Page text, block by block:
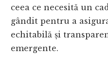
ceea ce necesită un
gândit pentru a
echitabilă și
emergente.